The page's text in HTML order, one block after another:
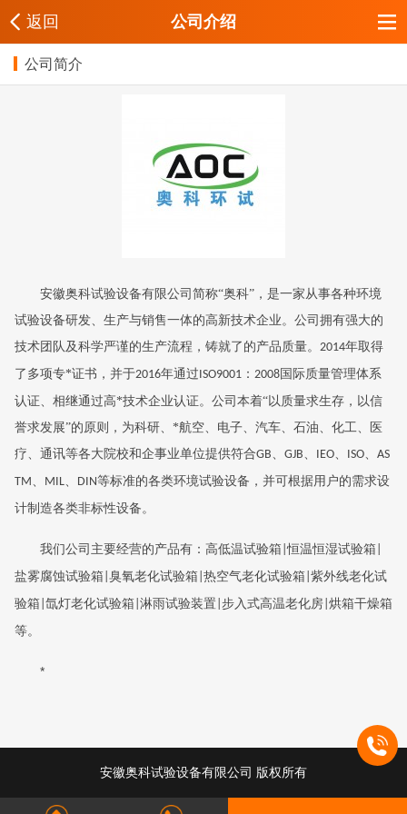
返回 公司介绍
公司简介
安徽奥科试验设备有限公司简称“奥科”，是一家从事各种环境
试验设备研发、生产与销售一体的高新技术企业。公司拥有强大的
技术团队及科学严谨的生产流程，铸就了的产品质量。 2014年取得
了多项专*证书，并于2016年通过ISO9001 ： 2008 国际质量管理体系
认证、相继通过高*技术企业认证。公司本着“以质量求生存，以信
誉求发展”的原则，为科研、*航空、电子、汽车、石油、化工、医
疗、通讯等各大院校和企事业单位提供符合GB、 GJB、 IEO、 ISO、 AS
TM、 MIL、 DIN等标准的各类环境试验设备，并可根据用户的需求设
计制造各类非标性设备。
我们公司主要经营的产品有：高低温试验箱 |恒温恒湿试验箱
盐雾腐蚀试验箱 臭氧老化试验箱 热空气老化试验箱 紫外线老化试
验箱 氙灯老化试验箱 淋雨试验装置 步入式高温老化房 烘箱干燥箱
等。
*
安徽奥科试验设备有限公司 版权所有